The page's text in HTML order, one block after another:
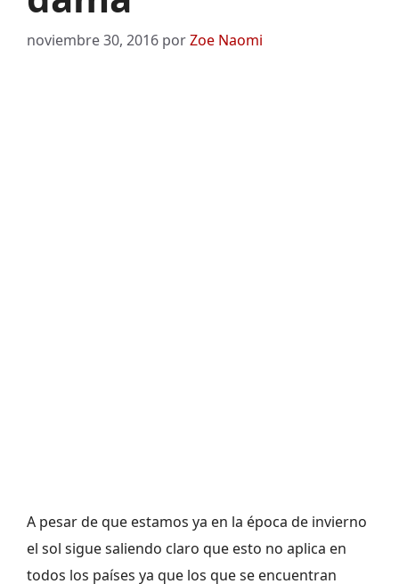
noviembre 30, 2016 porZoe Naomi
A pesar de que estamos ya en la época de invierno
el sol sigue saliendo claro que esto no aplica en
todos los países ya que los que se encuentran